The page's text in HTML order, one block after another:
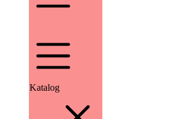
Katalog